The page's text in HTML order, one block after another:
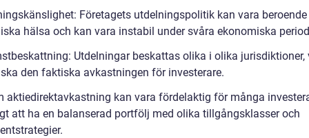
Företagets utdelningspolitik kan vara
hälsa och kan vara instabil under svåra ekonomiska
Utdelningar beskattas olika i olika jurisdiktioner,
den faktiska avkastningen för investerare.
aktiedirektavkastning kan vara fördelaktig för många
att ha en balanserad portfölj med olika tillgångsklasser och